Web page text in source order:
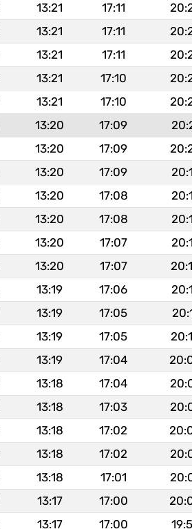
13:21 17:11
13:21 17:11
13:21 17:11
13:21 17:10
13:21 17:10
13:20 17:09
13:20 17:09
13:20 17:09
13:20 17:08
13:20 17:08
13:20 17:07
13:20 17:07
13:19 17:06
13:19 17:05
13:19 17:05
13:19 17:04
13:18 17:04
13:18 17:03
13:18 17:02
13:18 17:02
13:18 17:01
13:17 17:00
13:17 17:00